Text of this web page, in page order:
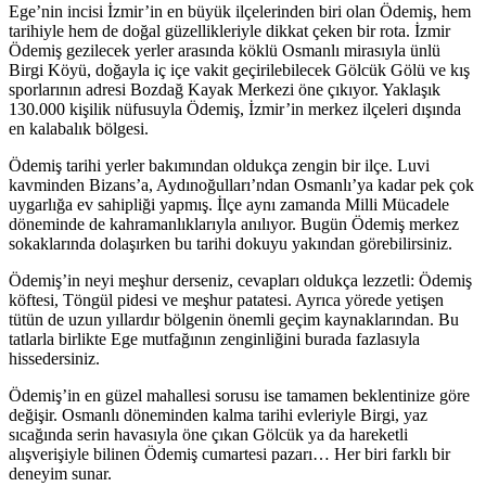
Ege’nin incisi İzmir’in en büyük ilçelerinden biri olan Ödemiş, hem
tarihiyle hem de doğal güzellikleriyle dikkat çeken bir rota. İzmir
Ödemiş gezilecek yerler arasında köklü Osmanlı mirasıyla ünlü
Birgi Köyü, doğayla iç içe vakit geçirilebilecek Gölcük Gölü ve kış
sporlarının adresi Bozdağ Kayak Merkezi öne çıkıyor. Yaklaşık
130.000 kişilik nüfusuyla Ödemiş, İzmir’in merkez ilçeleri dışında
en kalabalık bölgesi.
Ödemiş tarihi yerler bakımından oldukça zengin bir ilçe. Luvi
kavminden Bizans’a, Aydınoğulları’ndan Osmanlı’ya kadar pek çok
uygarlığa ev sahipliği yapmış. İlçe aynı zamanda Milli Mücadele
döneminde de kahramanlıklarıyla anılıyor. Bugün Ödemiş merkez
sokaklarında dolaşırken bu tarihi dokuyu yakından görebilirsiniz.
Ödemiş’in neyi meşhur derseniz, cevapları oldukça lezzetli: Ödemiş
köftesi, Töngül pidesi ve meşhur patatesi. Ayrıca yörede yetişen
tütün de uzun yıllardır bölgenin önemli geçim kaynaklarından. Bu
tatlarla birlikte Ege mutfağının zenginliğini burada fazlasıyla
hissedersiniz.
Ödemiş’in en güzel mahallesi sorusu ise tamamen beklentinize göre
değişir. Osmanlı döneminden kalma tarihi evleriyle Birgi, yaz
sıcağında serin havasıyla öne çıkan Gölcük ya da hareketli
alışverişiyle bilinen Ödemiş cumartesi pazarı… Her biri farklı bir
deneyim sunar.